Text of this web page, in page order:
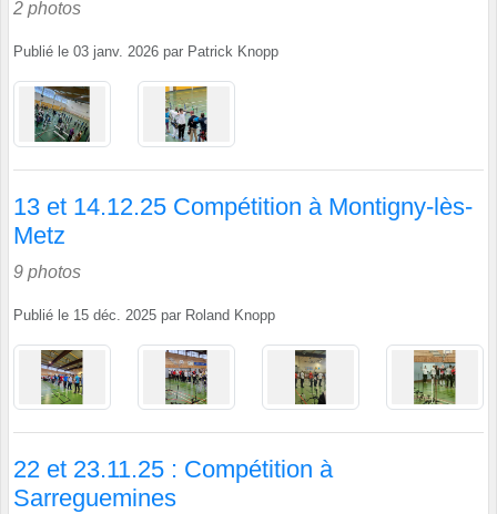
2 photos
Publié le 03 janv. 2026 par Patrick Knopp
13 et 14.12.25 Compétition à Montigny-lès-
Metz
9 photos
Publié le 15 déc. 2025 par Roland Knopp
22 et 23.11.25 : Compétition à
Sarreguemines